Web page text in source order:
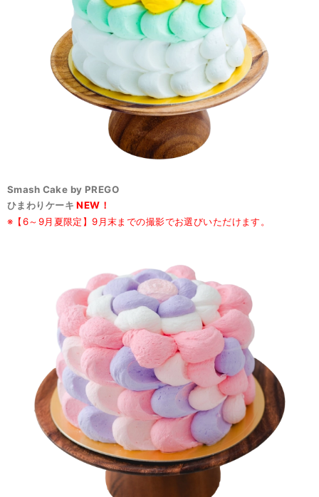
Smash Cake by PREGO
ひまわりケーキNEW！
※【6～9月夏限定】9月末までの撮影でお選びいただけます。